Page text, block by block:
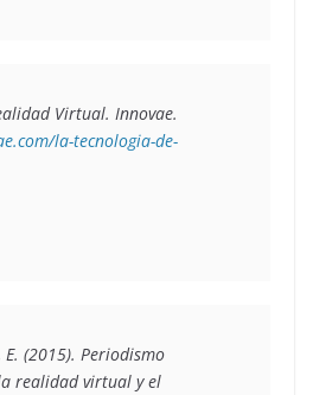
Virtual
la-tecnologia-de-
(2015). Periodismo
realidad virtual y el